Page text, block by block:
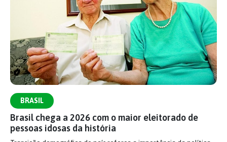
BRASIL
Brasil chega a 2026 com o maior eleitorado de
pessoas idosas da história